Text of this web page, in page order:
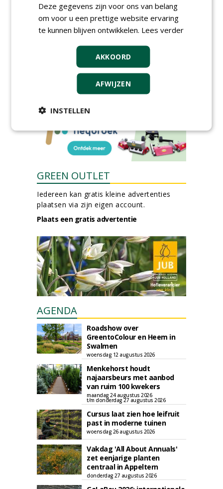
Groeiplaats specialist bij
Boomtotaalzorg32-40 uur
30-07-2026, Schalkwijk
Boominspecteur bij
Boomtotaalzorg24-40 uur
meer Groene Banen
GREEN OUTLET
Iedereen kan gratis kleine advertenties
plaatsen via zijn eigen account.
Plaats een gratis advertentie
AGENDA
Roadshow over
GreentoColour en Heem in
Swalmen
woensdag 12 augustus 2026
Menkehorst houdt
najaarsbeurs met aanbod
van ruim 100 kwekers
maandag 24 augustus 2026
t/m donderdag 27 augustus 2026
Cursus laat zien hoe leifruit
past in moderne tuinen
woensdag 26 augustus 2026
Vakdag 'All About Annuals'
zet eenjarige planten
centraal in Appeltern
donderdag 27 augustus 2026
Deze gegevens zijn voor ons van belang
om voor u een prettige website ervaring
te kunnen blijven ontwikkelen. Lees verder
AKKOORD
AFWIJZEN
INSTELLEN